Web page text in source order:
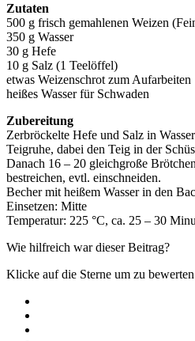
Zutaten
500 g frisch gemahlenen Weizen
350 g Wasser
30 g Hefe
10 g Salz (1 Teelöffel)
etwas Weizenschrot zum Aufarbeiten
heißes Wasser für Schwaden
Zubereitung
Zerbröckelte Hefe und Salz in
Teigruhe, dabei den Teig in der
Danach 16 – 20 gleichgroße
bestreichen, evtl. einschneiden.
Becher mit heißem Wasser in den
Einsetzen: Mitte
Temperatur: 225 °C, ca. 25 – 30
Wie hilfreich war dieser Beitrag?
Klicke auf die Sterne um zu